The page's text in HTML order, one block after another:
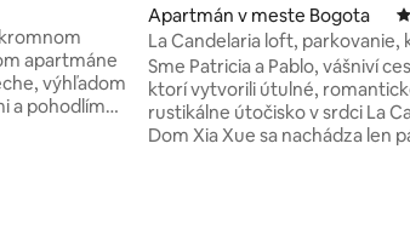
115
apartmáne
výhľadom
a pohodlím
Apartmán v meste Bogota
La Candelaria loft, parkovanie,
výhľad
Sme Patricia a Pablo, vášniví
ktorí vytvorili útulné,
rustikálne útočisko v srdci La
Dom Xia Xue sa nachádza len